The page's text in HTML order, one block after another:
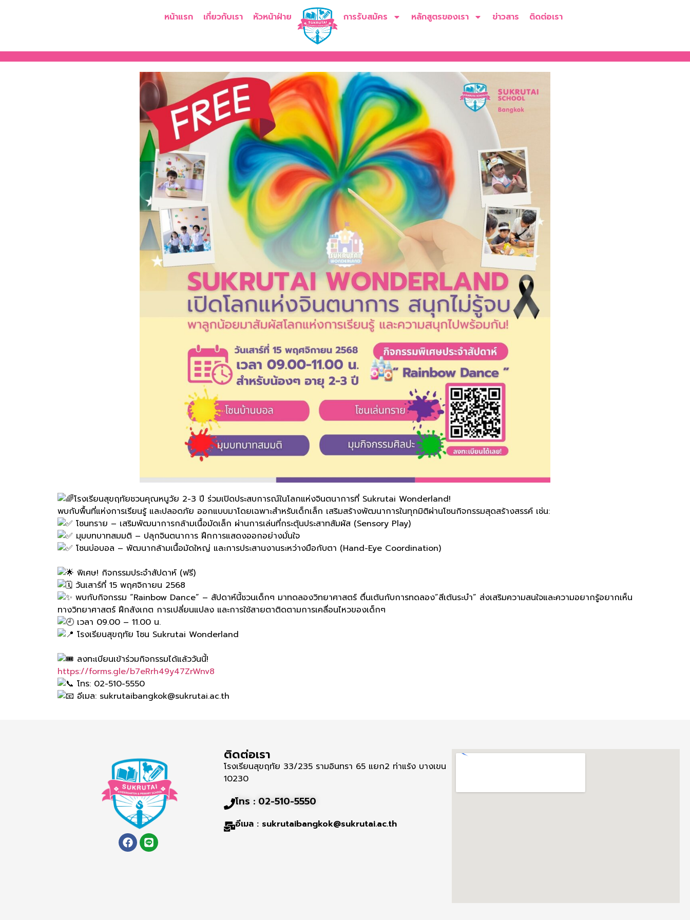
หน้าแรก เกี่ยวกับเรา หัวหน้าฝ่าย การรับสมัคร หลักสูตรของเรา ข่าวสาร ติดต่อเรา
โรงเรียนสุขฤทัยชวนคุณหนูวัย 2-3 ปี ร่วมเปิดประสบการณ์ในโลกแห่งจินตนาการที่ Sukrutai Wonderland!
พบกับพื้นที่แห่งการเรียนรู้ และปลอดภัย ออกแบบมาโดยเฉพาะสำหรับเด็กเล็ก เสริมสร้างพัฒนาการในทุกมิติผ่านโซนกิจกรรมสุดสร้างสรรค์ เช่น:
โซนทราย – เสริมพัฒนาการกล้ามเนื้อมัดเล็ก ผ่านการเล่นที่กระตุ้นประสาทสัมผัส (Sensory Play)
มุมบทบาทสมมติ – ปลุกจินตนาการ ฝึกการแสดงออกอย่างมั่นใจ
โซนบ่อบอล – พัฒนากล้ามเนื้อมัดใหญ่ และการประสานงานระหว่างมือกับตา (Hand-Eye Coordination)
พิเศษ! กิจกรรมประจำสัปดาห์ (ฟรี)
วันเสาร์ที่ 15 พฤศจิกายน 2568
พบกับกิจกรรม “Rainbow Dance” – สัปดาห์นี้ชวนเด็กๆ มาทดลองวิทยาศาสตร์ ตื่นเต้นกับการทดลอง”สีเต้นระบำ” ส่งเสริมความสนใจและความอยากรู้อยากเห็น
ทางวิทยาศาสตร์ ฝึกสังเกต การเปลี่ยนแปลง และการใช้สายตาติดตามการเคลื่อนไหวของเด็กๆ
เวลา 09.00 – 11.00 น.
โรงเรียนสุขฤทัย โซน Sukrutai Wonderland
ลงทะเบียนเข้าร่วมกิจกรรมได้แล้ววันนี้!
https://forms.gle/b7eRrh49y47ZrWnv8
โทร: 02-510-5550
อีเมล: sukrutaibangkok@sukrutai.ac.th
ติดต่อเรา
โรงเรียนสุขฤทัย 33/235 รามอินทรา 65 แยก2 ท่าแร้ง บางเขน
10230
โทร : 02-510-5550
อีเมล : sukrutaibangkok@sukrutai.ac.th